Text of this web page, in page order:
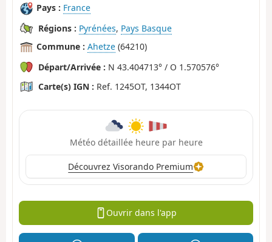
Pays : France
Régions : Pyrénées, Pays Basque
Commune : Ahetze (64210)
Départ/Arrivée : N 43.404713° / O 1.570576°
Carte(s) IGN : Ref. 1245OT, 1344OT
Météo détaillée heure par heure
Découvrez Visorando Premium
Ouvrir dans l'app